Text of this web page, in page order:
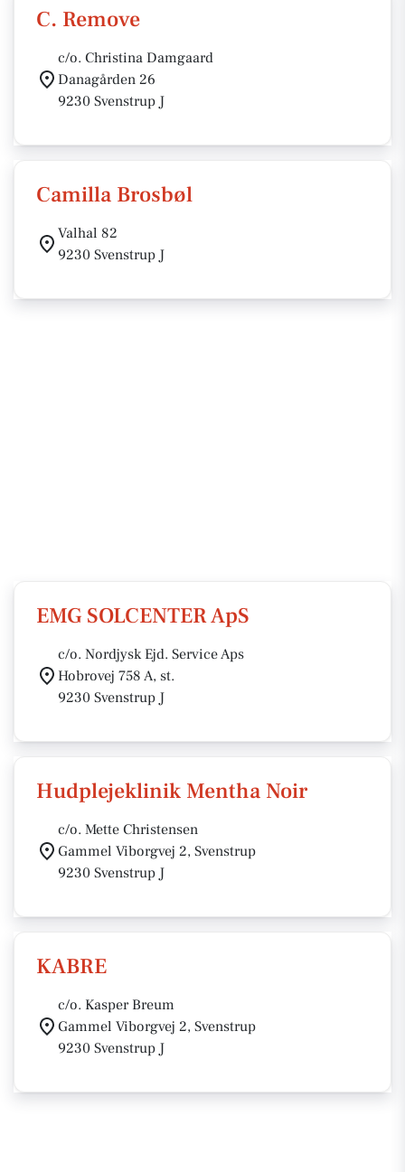
C. Remove
c/o. Christina Damgaard
Danagården 26
9230 Svenstrup J
Camilla Brosbøl
Valhal 82
9230 Svenstrup J
EMG SOLCENTER ApS
c/o. Nordjysk Ejd. Service Aps
Hobrovej 758 A, st.
9230 Svenstrup J
Hudplejeklinik Mentha Noir
c/o. Mette Christensen
Gammel Viborgvej 2, Svenstrup
9230 Svenstrup J
KABRE
c/o. Kasper Breum
Gammel Viborgvej 2, Svenstrup
9230 Svenstrup J